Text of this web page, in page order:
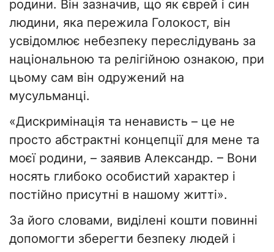
родини. Він зазначив, що як єврей і син
людини, яка пережила Голокост, він
усвідомлює небезпеку переслідувань за
національною та релігійною ознакою, при
цьому сам він одружений на
мусульманці.
«Дискримінація та ненависть – це не
просто абстрактні концепції для мене та
моєї родини, – заявив Александр. – Вони
носять глибоко особистий характер і
постійно присутні в нашому житті».
За його словами, виділені кошти повинні
допомогти зберегти безпеку людей і